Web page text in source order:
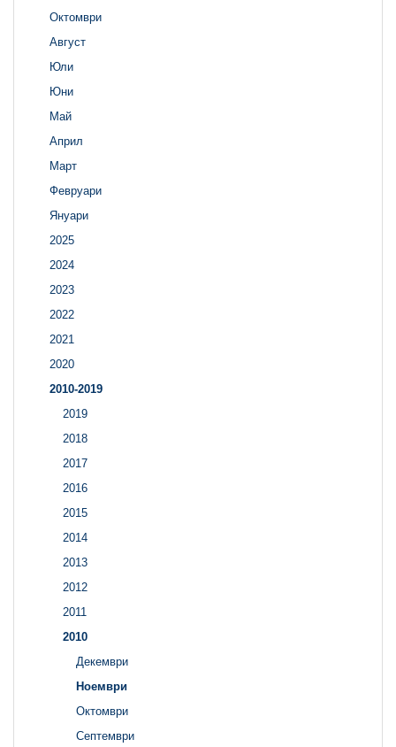
Октомври
Август
Юли
Юни
Май
Април
Март
Февруари
Януари
2025
2024
2023
2022
2021
2020
2010-2019
2019
2018
2017
2016
2015
2014
2013
2012
2011
2010
Декември
Ноември
Октомври
Септември